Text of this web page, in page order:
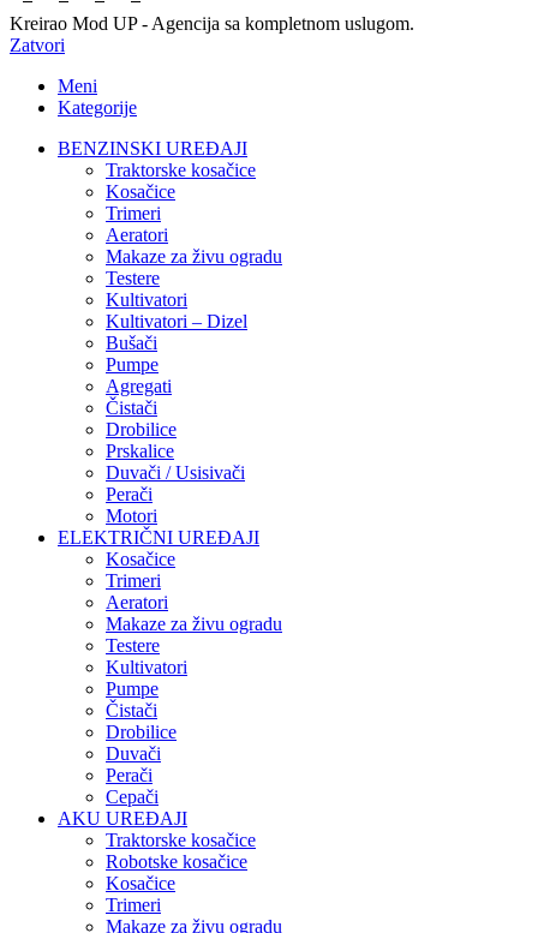
Kreirao Mod UP - Agencija sa kompletnom uslugom.
Zatvori
Meni
Kategorije
BENZINSKI UREĐAJI
Traktorske kosačice
Kosačice
Trimeri
Aeratori
Makaze za živu ogradu
Testere
Kultivatori
Kultivatori – Dizel
Bušači
Pumpe
Agregati
Čistači
Drobilice
Prskalice
Duvači / Usisivači
Perači
Motori
ELEKTRIČNI UREĐAJI
Kosačice
Trimeri
Aeratori
Makaze za živu ogradu
Testere
Kultivatori
Pumpe
Čistači
Drobilice
Duvači
Perači
Cepači
AKU UREĐAJI
Traktorske kosačice
Robotske kosačice
Kosačice
Trimeri
Makaze za živu ogradu